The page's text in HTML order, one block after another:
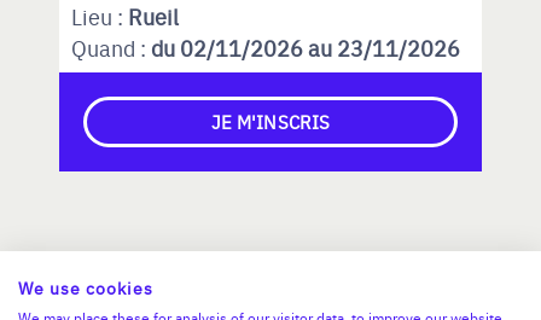
Lieu : Rueil
Quand : du 02/11/2026 au 23/11/2026
JE M'INSCRIS
We use cookies